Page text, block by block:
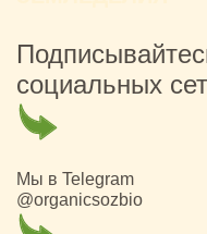
социальных
Мы в Telegram
@organicsozbio